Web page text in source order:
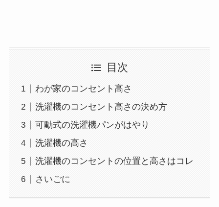
目次
わが家のコンセント高さ
洗濯機のコンセント高さの決め方
可動式の洗濯機パンがはやり
洗濯機の高さ
洗濯機のコンセントの位置と高さはコレ
さいごに